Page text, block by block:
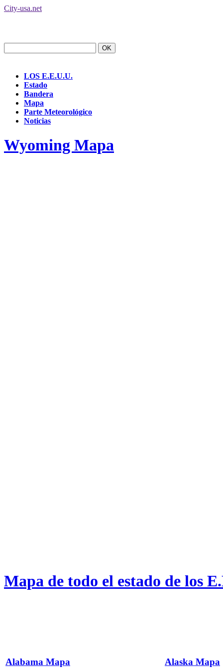
City-usa.net
LOS E.E.U.U.
Estado
Bandera
Mapa
Parte Meteorológico
Noticias
Wyoming Mapa
Mapa de todo el estado de los
Alabama Mapa Alaska Mapa